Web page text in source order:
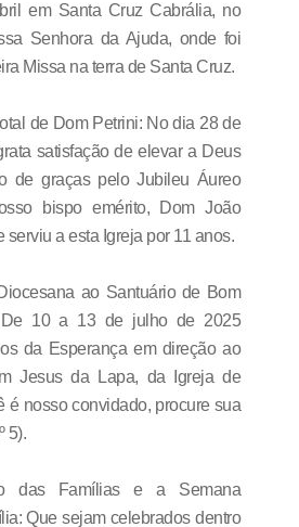
em Santa Cruz Cabrália, no
Senhora da Ajuda, onde foi
Missa na terra de Santa Cruz.
de Dom Petrini: No dia 28 de
satisfação de elevar a Deus
de graças pelo Jubileu Áureo
bispo emérito, Dom João
serviu a esta Igreja por 11 anos.
ao Santuário de Bom
10 a 13 de julho de 2025
da Esperança em direção ao
Jesus da Lapa, da Igreja de
é nosso convidado, procure sua
5).
das Famílias e a Semana
Que sejam celebrados dentro